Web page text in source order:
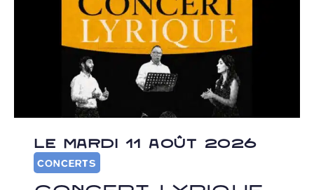
LE MARDI 11 AOÛT 2026
CONCERTS